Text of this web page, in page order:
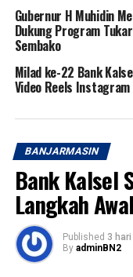
Gubernur H Muhidin
Dukung Program
Sembako
Milad ke-22 Bank
Video Reels Instagram
BANJARMASIN
Bank Kalsel
Langkah
Published 3
By adminBN2